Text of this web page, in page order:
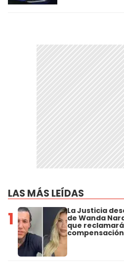
LAS MÁS LEÍDAS
1 La Justicia
de Wanda
que